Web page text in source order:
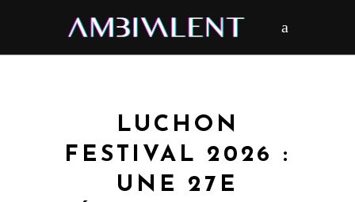
LUCHON
FESTIVAL 2026 :
UNE 27E